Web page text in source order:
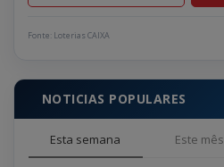
Fonte: Loterias CAIXA
NOTICIAS POPULARES
Esta semana Este mês